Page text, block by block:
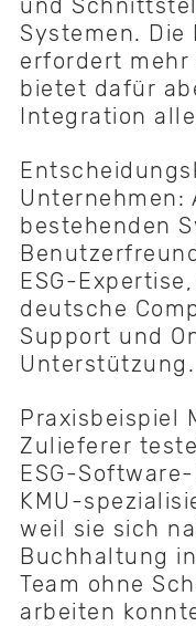
Systemen.
erfordert mehr
bietet dafür
Integration
Unternehmen:
bestehenden
ESG-
deutsche
Support und
Unterstützung.
Praxisbeispiel
Zulieferer
ESG-
KMU-
weil sie sich
Buchhaltung
Team ohne
arbeiten